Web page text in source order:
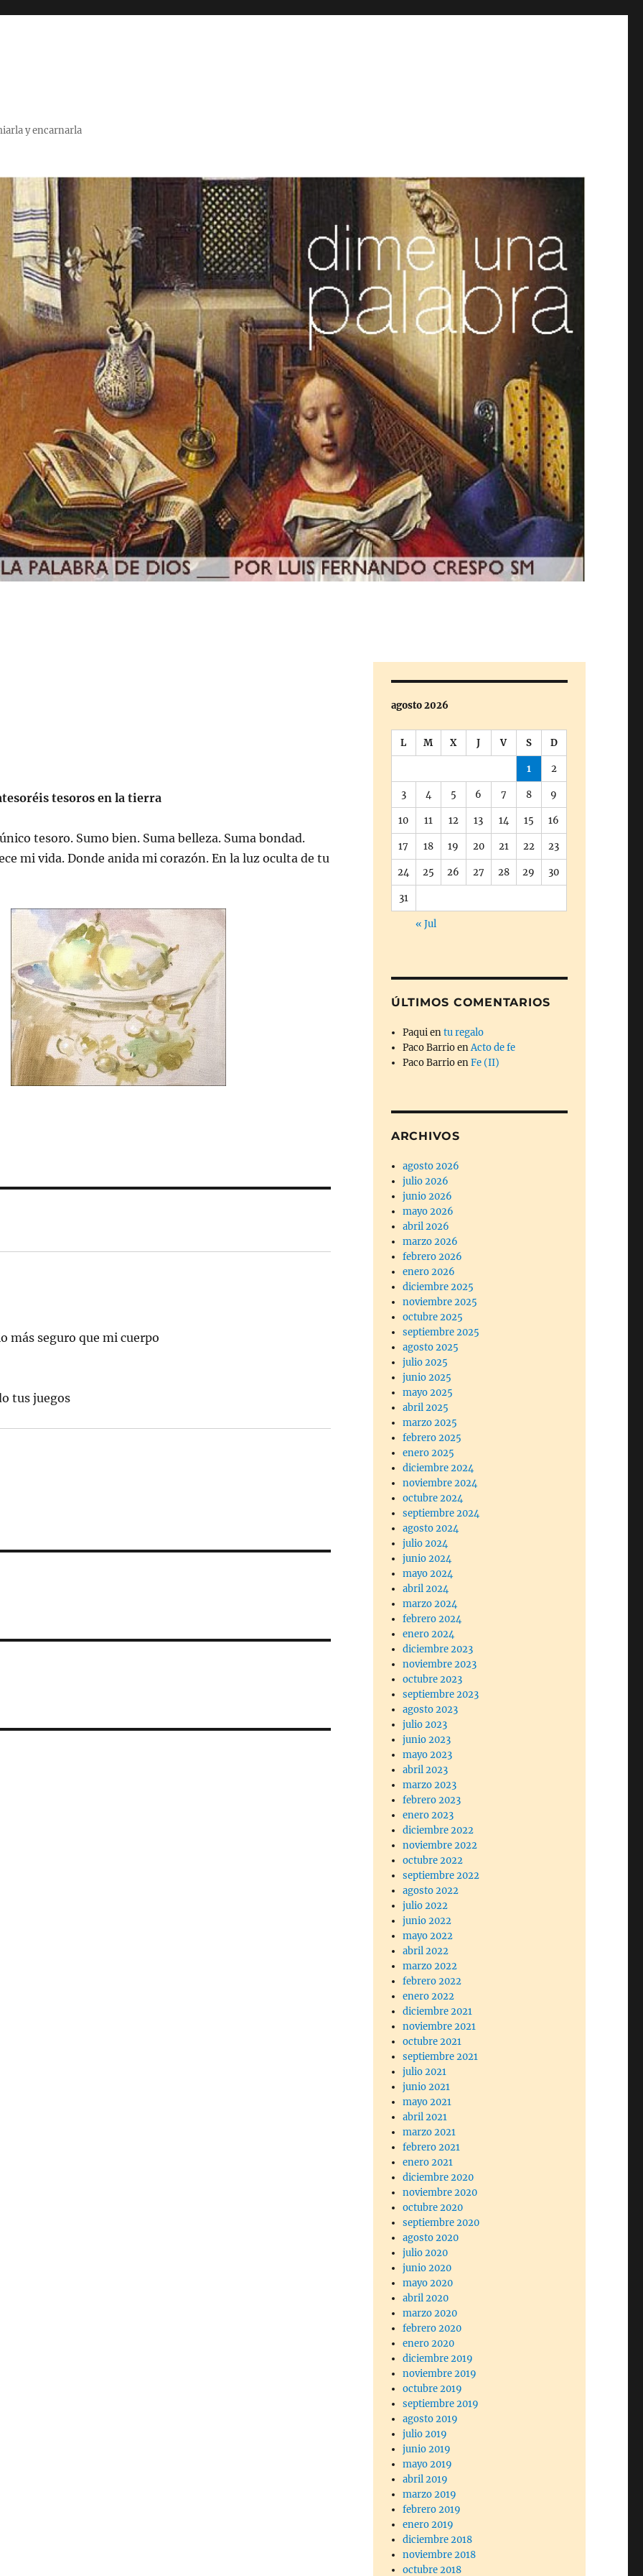
y encarnarla
tesoros en la tierra
tesoro. Sumo bien. Suma belleza. Suma bondad.
mi vida. Donde anida mi corazón. En la luz oculta de tu
más seguro que mi cuerpo
tus juegos
agosto 2026
L M X J V S D
1 2
3 4 5 6 7 8 9
10 11 12 13 14 15 16
17 18 19 20 21 22 23
24 25 26 27 28 29 30
31
« Jul
ÚLTIMOS COMENTARIOS
Paquientu regalo
Paco BarrioenActo de fe
Paco BarrioenFe (II)
ARCHIVOS
agosto 2026
julio 2026
junio 2026
mayo 2026
abril 2026
marzo 2026
febrero 2026
enero 2026
diciembre 2025
noviembre 2025
octubre 2025
septiembre 2025
agosto 2025
julio 2025
junio 2025
mayo 2025
abril 2025
marzo 2025
febrero 2025
enero 2025
diciembre 2024
noviembre 2024
octubre 2024
septiembre 2024
agosto 2024
julio 2024
junio 2024
mayo 2024
abril 2024
marzo 2024
febrero 2024
enero 2024
diciembre 2023
noviembre 2023
octubre 2023
septiembre 2023
agosto 2023
julio 2023
junio 2023
mayo 2023
abril 2023
marzo 2023
febrero 2023
enero 2023
diciembre 2022
noviembre 2022
octubre 2022
septiembre 2022
agosto 2022
julio 2022
junio 2022
mayo 2022
abril 2022
marzo 2022
febrero 2022
enero 2022
diciembre 2021
noviembre 2021
octubre 2021
septiembre 2021
julio 2021
junio 2021
mayo 2021
abril 2021
marzo 2021
febrero 2021
enero 2021
diciembre 2020
noviembre 2020
octubre 2020
septiembre 2020
agosto 2020
julio 2020
junio 2020
mayo 2020
abril 2020
marzo 2020
febrero 2020
enero 2020
diciembre 2019
noviembre 2019
octubre 2019
septiembre 2019
agosto 2019
julio 2019
junio 2019
mayo 2019
abril 2019
marzo 2019
febrero 2019
enero 2019
diciembre 2018
noviembre 2018
octubre 2018